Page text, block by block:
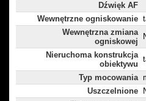
Dźwięk AF
Wewnętrzne ogniskowanie
Wewnętrzna zmiana
ogniskowej
Nieruchoma konstrukcja
obiektywu
Typ mocowania
Uszczelnione